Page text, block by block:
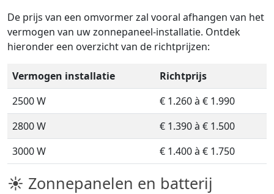
De prijs van een omvormer zal vooral afhangen van het
vermogen van uw zonnepaneel-installatie. Ontdek
hieronder een overzicht van de richtprijzen:
Vermogen installatie
Richtprijs
2500 W
€ 1.260 à € 1.990
2800 W
€ 1.390 à € 1.500
3000 W
€ 1.400 à € 1.750
☀ Zonnepanelen en batterij